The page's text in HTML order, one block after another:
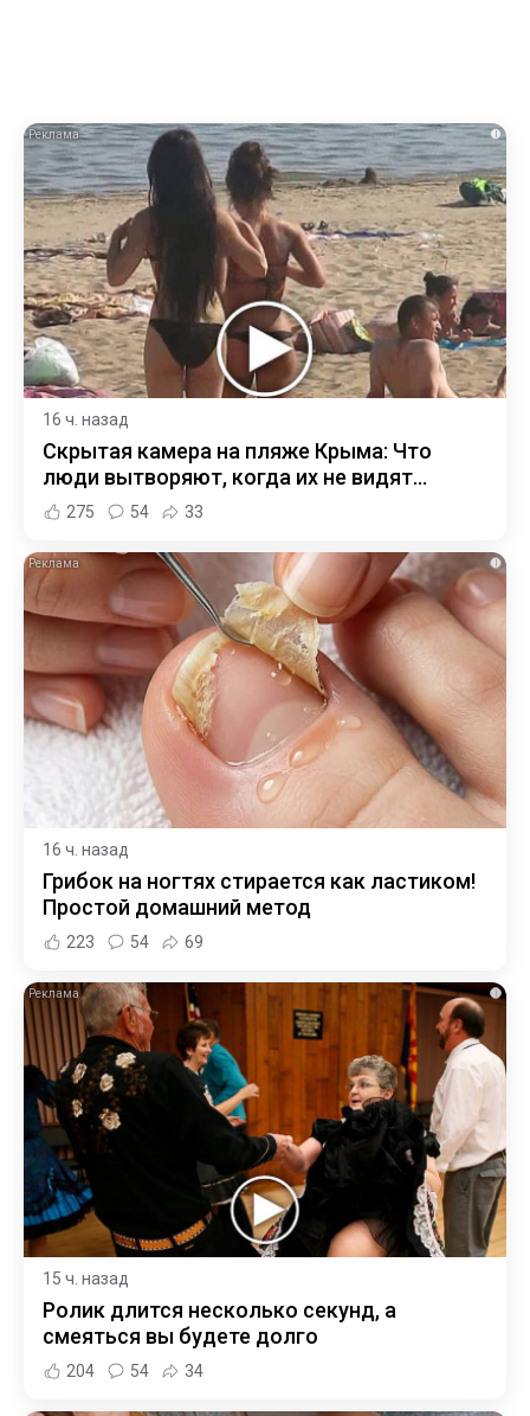
i
16 ч. назад
Скрытая камера на пляже Крыма: Что
люди вытворяют, когда их не видят...
275 54 33
i
16 ч. назад
Грибок на ногтях стирается как ластиком!
Простой домашний метод
223 54 69
i
15 ч. назад
Ролик длится несколько секунд, а
смеяться вы будете долго
204 54 34